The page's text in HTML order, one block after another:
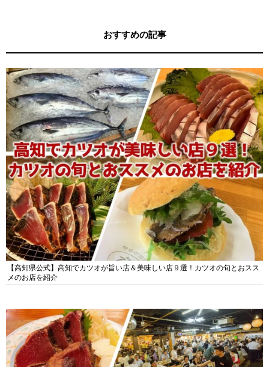
おすすめの記事
【高知県公式】高知でカツオが旨い店＆美味しい店９選！カツオの旬とおスス
メのお店を紹介